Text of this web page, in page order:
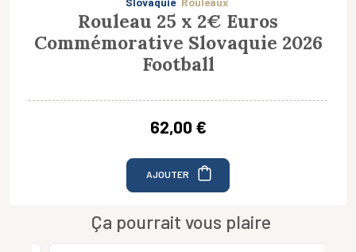
Rouleau 25 x 2€ Euros
Commémorative Slovaquie 2026
Football
62,00 €
AJOUTER
Ça pourrait vous plaire